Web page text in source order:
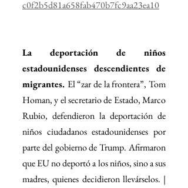
c0f2b5d81a658fab470b7fc9aa23ea10
La deportación de niños
estadounidenses descendientes de
migrantes. El “zar de la frontera”, Tom
Homan, y el secretario de Estado, Marco
Rubio, defendieron la deportación de
niños ciudadanos estadounidenses por
parte del gobierno de Trump. Afirmaron
que EU no deportó a los niños, sino a sus